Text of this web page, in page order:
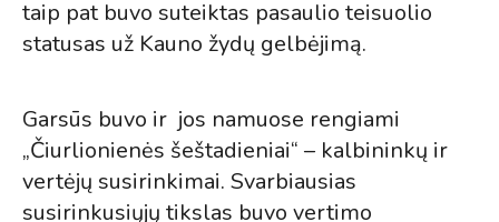
taip pat buvo suteiktas pasaulio teisuolio
statusas už Kauno žydų gelbėjimą.
Garsūs buvo ir jos namuose rengiami
„Čiurlionienės šeštadieniai“ – kalbininkų ir
vertėjų susirinkimai. Svarbiausias
susirinkusiųjų tikslas buvo vertimo